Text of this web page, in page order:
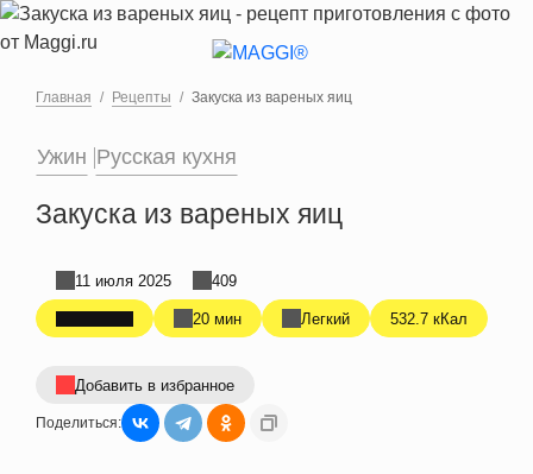
Перейти к основному содержанию
Главная Рецепты Закуска из вареных яиц
Ужин Русская кухня
Закуска из вареных яиц
20 мин Легкий 532.7 кКал
11 июля 2025 409
Добавить в избранное
Поделиться: